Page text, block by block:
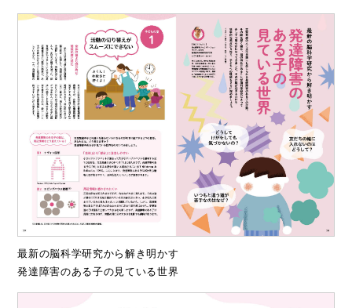
最新の脳科学研究から解き明かす
発達障害のある子の見ている世界